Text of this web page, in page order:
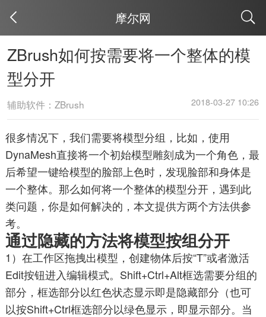
摩尔网
ZBrush如何按需要将一个整体的模
型分开
辅助软件：ZBrush 2018-03-27 10:26
很多情况下，我们需要将模型分组，比如，使用
DynaMesh直接将一个初始模型雕刻成为一个角色，最
后希望一键给模型的脸部上色时，发现脸部和身体是
一个整体。那么如何将一个整体的模型分开，遇到此
类问题，你是如何解决的，本文提供方两个方法供参
考。
通过隐藏的方法将模型按组分开
1）在工作区拖拽出模型，创建物体后按“T”或者激活
Edit按钮进入编辑模式。Shift+Ctrl+Alt框选需要分组的
部分，框选部分以红色状态显示即是隐藏部分（也可
以按Shift+Ctrl框选部分以绿色显示，即显示部分。当
取消